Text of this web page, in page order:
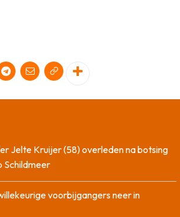
Jelte Kruijer (58) overleden na botsing
voorbijgangers neer in